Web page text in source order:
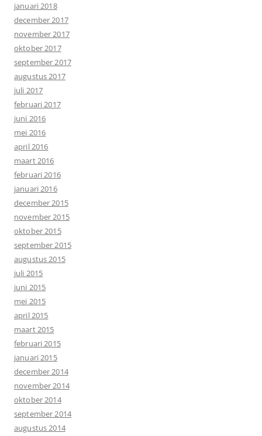
januari 2018
december 2017
november 2017
oktober 2017
september 2017
augustus 2017
juli 2017
februari 2017
juni 2016
mei 2016
april 2016
maart 2016
februari 2016
januari 2016
december 2015
november 2015
oktober 2015
september 2015
augustus 2015
juli 2015
juni 2015
mei 2015
april 2015
maart 2015
februari 2015
januari 2015
december 2014
november 2014
oktober 2014
september 2014
augustus 2014